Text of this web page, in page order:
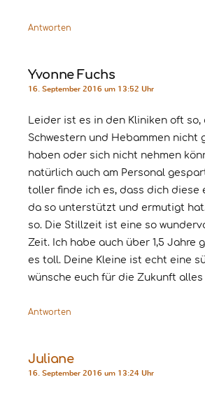
Antworten
Yvonne Fuchs
16. September 2016 um 13:52 Uhr
Leider ist es in den Kliniken oft so,
Schwestern und Hebammen nicht
haben oder sich nicht nehmen
natürlich auch am Personal
toller finde ich es, dass dich diese
da so unterstützt und ermutigt
so. Die Stillzeit ist eine so
Zeit. Ich habe auch über 1,5 Jahre
es toll. Deine Kleine ist echt eine
wünsche euch für die Zukunft alles
Antworten
Juliane
16. September 2016 um 13:24 Uhr